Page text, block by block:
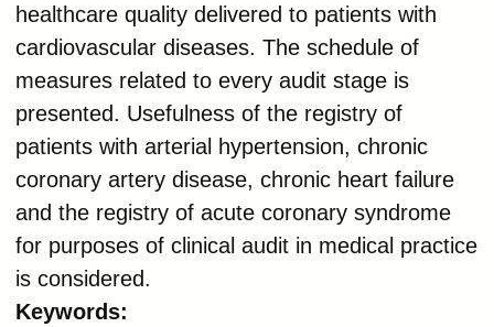
healthcare quality delivered to patients with
cardiovascular diseases. The schedule of
measures related to every audit stage is
presented. Usefulness of the registry of
patients with arterial hypertension, chronic
coronary artery disease, chronic heart failure
and the registry of acute coronary syndrome
for purposes of clinical audit in medical practice
is considered.
Keywords: